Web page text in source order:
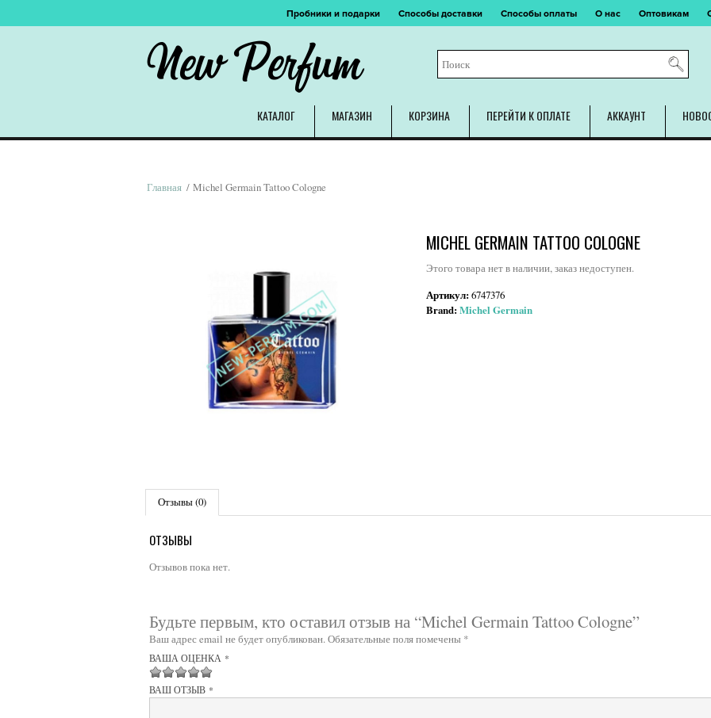
Пробники и подарки Способы доставки Способы оплаты О нас Оптовикам
New Perfum
КАТАЛОГ МАГАЗИН КОРЗИНА ПЕРЕЙТИ К ОПЛАТЕ АККАУНТ
Главная / Michel Germain Tattoo Cologne
MICHEL GERMAIN TATTOO COLOGNE
Этого товара нет в наличии, заказ недоступен.
Артикул:6747376
Brand:Michel Germain
Отзывы (0)
ОТЗЫВЫ
Отзывов пока нет.
Будьте первым, кто оставил отзыв на “Michel Germain Tattoo Cologne”
Ваш адрес email не будет опубликован.Обязательные поля помечены *
ВАША ОЦЕНКА *
1
из
2 из 5
звёзд
3 из 5
звёзд
4 из 5 звёзд
5 из 5 звёзд
ВАШ ОТЗЫВ *